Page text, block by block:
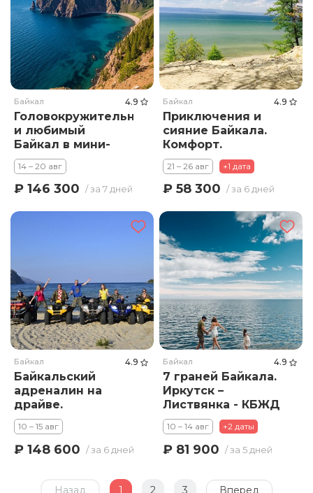
Байкал 4.9
Головокружительный
и любимый
Байкал в мини-
группе. Отели до
4*! Иркутск –
Ольхон – Хобой -
орда – Листвянка
14 – 20 авг
₽ 146 300 / за 7 дней
Байкал 4.9
Приключения и
сияние Байкала.
Комфорт.
Иркутск–Малое
море–Ольхон -
Хобой и мн. др.
21 – 26 авг +1 дата
₽ 58 300 / за 6 дней
Байкал 4.9
Байкальский
адреналин на
драйве.
Джиппинг,
квадроциклы,
буханка, катер,
10 – 15 авг
₽ 148 600 / за 6 дней
Байкал 4.9
7 граней Байкала.
Иркутск –
Листвянка - КБЖД
- Малое Море – о.
Ольхон. Комфорт.
10 – 14 авг +2 даты
₽ 81 900 / за 5 дней
Назад 1 2 3 Вперед